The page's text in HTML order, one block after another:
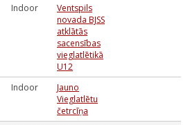
Indoor
Ventspils
novada BJSS
atklātās
sacensības
vieglatlētikā
U12
Indoor
Jauno
Vieglatlētu
četrcīņa